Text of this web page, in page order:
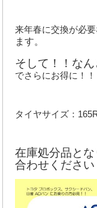
取扱商品
お支払い方法
新車取扱メーカ
オートオークション
車検整備
来年春に交換が必
ます。
そして！！なん
でさらにお得に！！
タイヤサイズ：
在庫処分品と
合わせください